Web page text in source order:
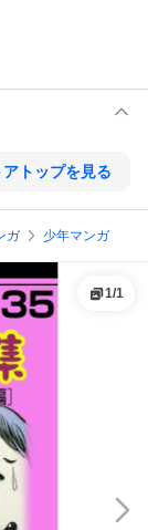
アトップを見る
ガ 少年マンガ
1/1